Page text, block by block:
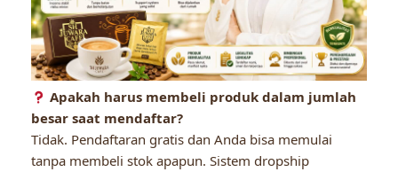
Apakah harus membeli produk dalam jumlah
besar saat mendaftar?
Tidak. Pendaftaran gratis dan Anda bisa memulai
tanpa membeli stok apapun. Sistem dropship